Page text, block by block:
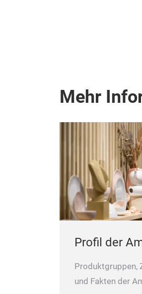
Mehr
Profil der
Produktgruppen,
und Fakten der